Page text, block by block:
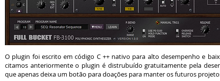
O plugin foi escrito em código C ++ nativo para alto desempenho e
citamos anteriormente o plugin é distrubuído gratuitamente pela
que apenas deixa um botão para doações para manter os futuros